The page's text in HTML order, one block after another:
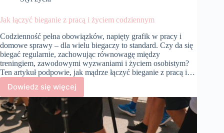
Jak łączyć bieganie z pracą i życiem codziennym
Codzienność pełna obowiązków, napięty grafik w pracy i
domowe sprawy – dla wielu biegaczy to standard. Czy da się
biegać regularnie, zachowując równowagę między
treningiem, zawodowymi wyzwaniami i życiem osobistym?
Ten artykuł podpowie, jak mądrze łączyć bieganie z pracą i…
Dowiedz się więcej
Jak
łączyć
bieganie